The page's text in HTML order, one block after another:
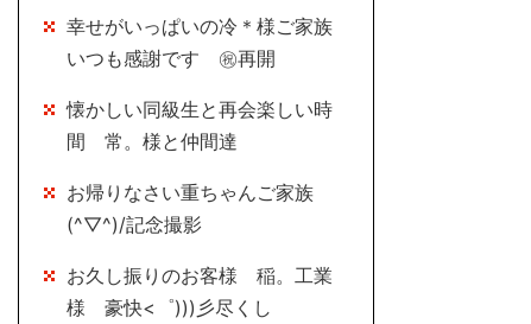
幸せがいっぱいの冷＊様ご家族
いつも感謝です ㊗再開
懐かしい同級生と再会楽しい時
間 常。様と仲間達
お帰りなさい重ちゃんご家族
(^▽^)/記念撮影
お久し振りのお客様 稲。工業
様 豪快<゜)))彡尽くし